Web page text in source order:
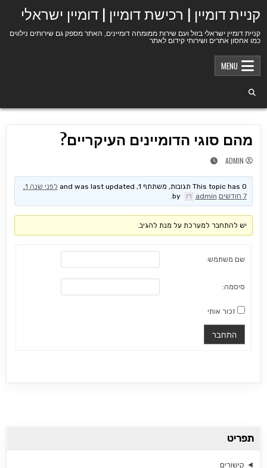
קניית דומיין | רכישת דומיין | דומיין ישראלי
קניית דומיין ישראלי בזול ועם שירות ממומחה דומיינים, האתר מספק גם שירותים נילווים
כמו אחסון אתרים ושירותי קידום לאתר
MENU
מהם סוגי הדומיינים העיקריים?
ADMIN
This topic has 0 תגובות, משתתף 1, and was last updated
לפני שנה 1,
7 חודשים
admin
.
יש להתחבר למערכת על מנת להגיב.
שם משתמש:
סיסמה:
זכור אותי
התחבר
תפריט
קישורים